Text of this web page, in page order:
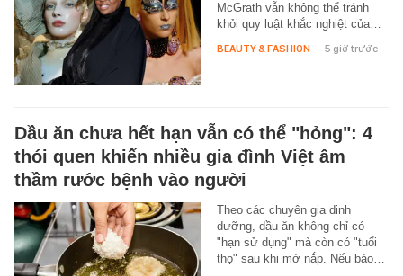
McGrath vẫn không thể tránh
khỏi quy luật khắc nghiệt của…
BEAUTY & FASHION - 5 giờ trước
Dầu ăn chưa hết hạn vẫn có thể "hỏng": 4
thói quen khiến nhiều gia đình Việt âm
thầm rước bệnh vào người
Theo các chuyên gia dinh
dưỡng, dầu ăn không chỉ có
"hạn sử dụng" mà còn có "tuổi
thọ" sau khi mở nắp. Nếu bảo…